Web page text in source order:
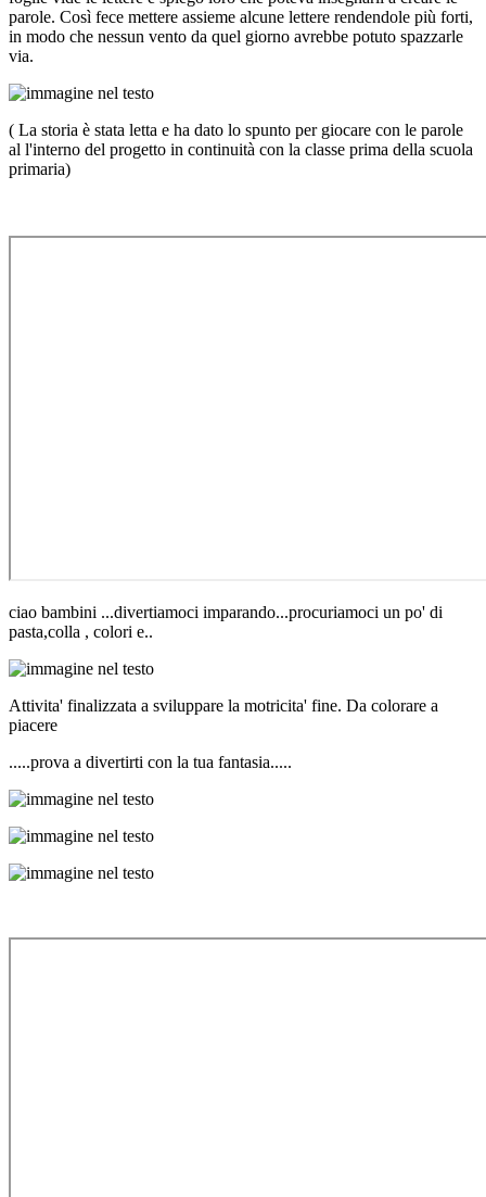
parole. Così fece mettere assieme alcune lettere rendendole più forti,
in modo che nessun vento da quel giorno avrebbe potuto spazzarle
via.
( La storia è stata letta e ha dato lo spunto per giocare con le parole
al l'interno del progetto in continuità con la classe prima della scuola
primaria)
ciao bambini ...divertiamoci imparando...procuriamoci un po' di
pasta,colla , colori e..
Attivita' finalizzata a sviluppare la motricita' fine. Da colorare a
piacere
.....prova a divertirti con la tua fantasia.....